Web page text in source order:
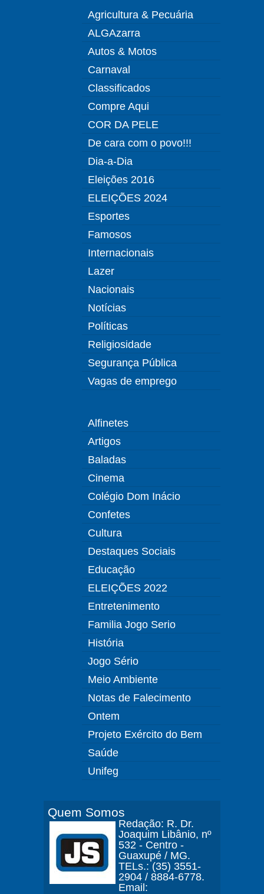
Agricultura & Pecuária
ALGAzarra
Autos & Motos
Carnaval
Classificados
Compre Aqui
COR DA PELE
De cara com o povo!!!
Dia-a-Dia
Eleições 2016
ELEIÇÕES 2024
Esportes
Famosos
Internacionais
Lazer
Nacionais
Notícias
Políticas
Religiosidade
Segurança Pública
Vagas de emprego
Alfinetes
Artigos
Baladas
Cinema
Colégio Dom Inácio
Confetes
Cultura
Destaques Sociais
Educação
ELEIÇÕES 2022
Entretenimento
Familia Jogo Serio
História
Jogo Sério
Meio Ambiente
Notas de Falecimento
Ontem
Projeto Exército do Bem
Saúde
Unifeg
Quem Somos
Redação: R. Dr.
Joaquim Libânio, nº
532 - Centro -
Guaxupé / MG.
TELs.: (35) 3551-
2904 / 8884-6778.
Email: